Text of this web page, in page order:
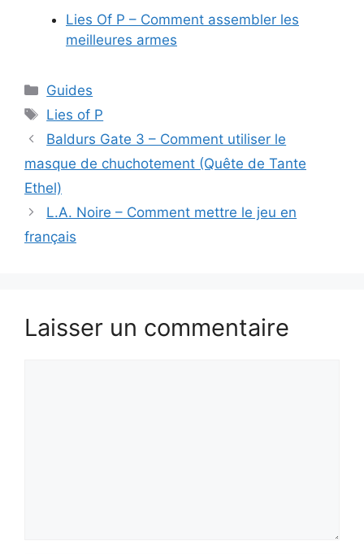
Lies Of P – Comment assembler les
meilleures armes
Catégories
Guides
Étiquettes
Lies of P
Baldurs Gate 3 – Comment utiliser le
masque de chuchotement (Quête de Tante
Ethel)
L.A. Noire – Comment mettre le jeu en
français
Laisser un commentaire